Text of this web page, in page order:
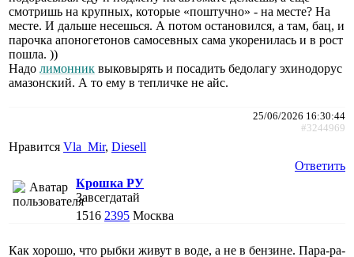
смотришь на крупных, которые «поштучно» - на месте? На
месте. И дальше несешься. А потом остановился, а там, бац, и
парочка апоногетонов самосевных сама укоренилась и в рост
пошла. ))
Надо лимонник выковырять и посадить бедолагу эхинодорус
амазонский. А то ему в тепличке не айс.
25/06/2026 16:30:44
#3244969
Нравится Vla_Mir, Diesell
Ответить
Крошка РУ
Завсегдатай
1516 2395 Москва
Как хорошо, что рыбки живут в воде, а не в бензине. Пара-ра-